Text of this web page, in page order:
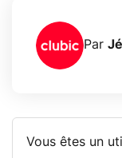
Par
Vous êtes un